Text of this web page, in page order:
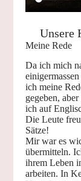
Unsere
Meine Rede
Da ich mich
ich meine
gegeben,
ich auf
Die Leute
Sätze!
Mir war es
übermitteln.
ihrem Leben
arbeiten. In